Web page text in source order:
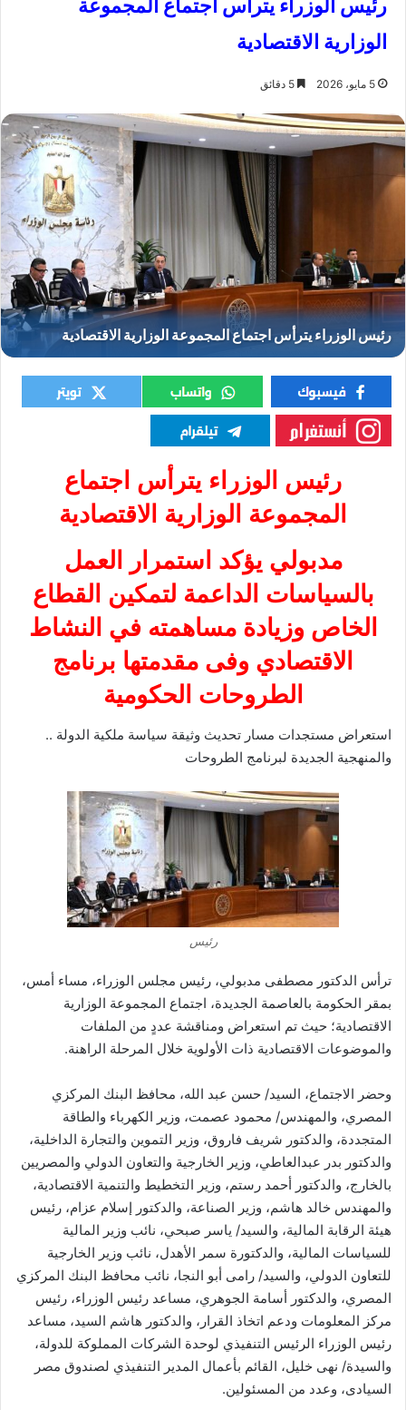
رئيس الوزراء يترأس اجتماع المجموعة
الوزارية الاقتصادية
5 مايو، 2026
رئيس الوزراء يترأس اجتماع
المجموعة الوزارية الاقتصادية
مدبولي يؤكد استمرار العمل
بالسياسات الداعمة لتمكين القطاع
الخاص وزيادة مساهمته في النشاط
الاقتصادي وفى مقدمتها برنامج
الطروحات الحكومية
استعراض مستجدات مسار تحديث وثيقة سياسة ملكية الدولة ..
والمنهجية الجديدة لبرنامج الطروحات
رئيس
ترأس الدكتور مصطفى مدبولي، رئيس مجلس الوزراء، مساء أمس،
بمقر الحكومة بالعاصمة الجديدة، اجتماع المجموعة الوزارية
الاقتصادية؛ حيث تم استعراض ومناقشة عددٍ من الملفات
والموضوعات الاقتصادية ذات الأولوية خلال المرحلة الراهنة.
وحضر الاجتماع، السيد/ حسن عبد الله، محافظ البنك المركزي
المصري، والمهندس/ محمود عصمت، وزير الكهرباء والطاقة
المتجددة، والدكتور شريف فاروق، وزير التموين والتجارة الداخلية،
والدكتور بدر عبدالعاطي، وزير الخارجية والتعاون الدولي والمصريين
بالخارج، والدكتور أحمد رستم، وزير التخطيط والتنمية الاقتصادية،
والمهندس خالد هاشم، وزير الصناعة، والدكتور إسلام عزام، رئيس
هيئة الرقابة المالية، والسيد/ ياسر صبحي، نائب وزير المالية
للسياسات المالية، والدكتورة سمر الأهدل، نائب وزير الخارجية
للتعاون الدولي، والسيد/ رامى أبو النجا، نائب محافظ البنك المركزي
المصري، والدكتور أسامة الجوهري، مساعد رئيس الوزراء، رئيس
مركز المعلومات ودعم اتخاذ القرار، والدكتور هاشم السيد، مساعد
رئيس الوزراء الرئيس التنفيذي لوحدة الشركات المملوكة للدولة،
والسيدة/ نهى خليل، القائم بأعمال المدير التنفيذي لصندوق مصر
السيادى، وعدد من المسئولين.